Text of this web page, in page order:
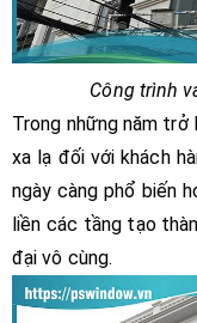
Công trình
Trong những năm trở
xa lạ đối với khách
ngày càng phổ biến
liền các tầng tạo
đại vô cùng.